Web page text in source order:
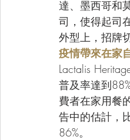
達、墨西哥和
司，使得起司
外型上，招牌
疫情帶來在家
Lactalis
普及率達到
費者在家用餐
告中的估計，
86%。